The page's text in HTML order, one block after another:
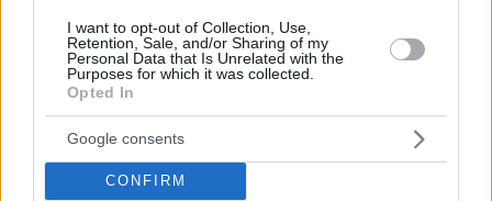
I want to opt-out of Collection, Use,
Retention, Sale, and/or Sharing of my
Personal Data that Is Unrelated with the
Purposes for which it was collected.
Opted In
Google consents
CONFIRM